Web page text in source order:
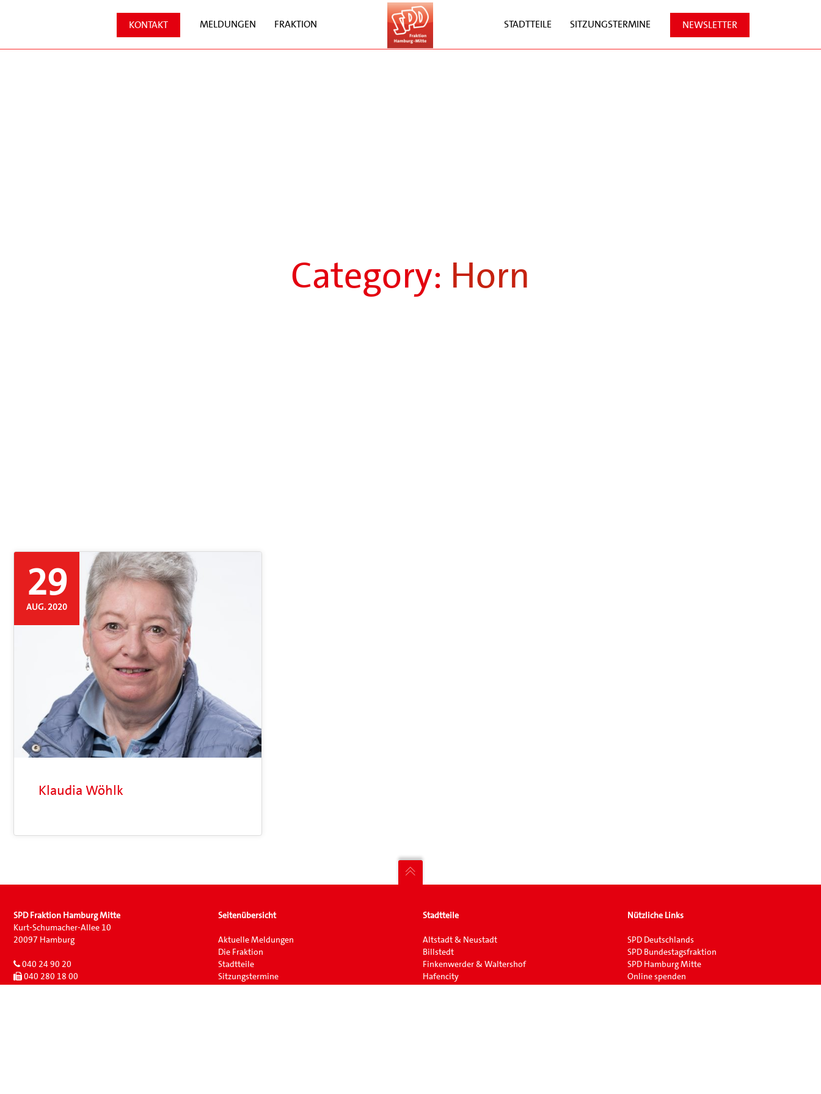
KONTAKT MELDUNGEN FRAKTION STADTTEILE SITZUNGSTERMINE NEWSLETTER
Category: Horn
29
AUG. 2020
Klaudia Wöhlk
SPD Fraktion Hamburg Mitte
Kurt-Schumacher-Allee 10
20097 Hamburg
040 24 90 20
040 280 18 00
buero@spdfraktion-hamburg-mitte.de
Seitenübersicht
Aktuelle Meldungen
Die Fraktion
Stadtteile
Sitzungstermine
Stadtteile
Altstadt & Neustadt
Billstedt
Finkenwerder & Waltershof
Hafencity
Hamm & Borgfelde
Nützliche Links
SPD Deutschlands
SPD Bundestagsfraktion
SPD Hamburg Mitte
Online spenden
Deutscher Bundestag